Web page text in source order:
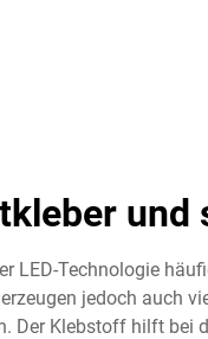
und
LED-Technologie
jedoch auch
Der Klebstoff hilft bei